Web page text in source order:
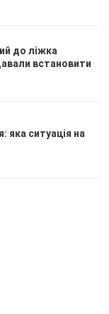
до ліжка
встановити
яка ситуація на